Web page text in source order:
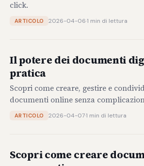
click.
ARTICOLO 2026-04-06·1 min di lettura
Il potere dei documenti
pratica
Scopri come creare, gestire e
documenti online senza
ARTICOLO 2026-04-07·1 min di lettura
Scopri come creare